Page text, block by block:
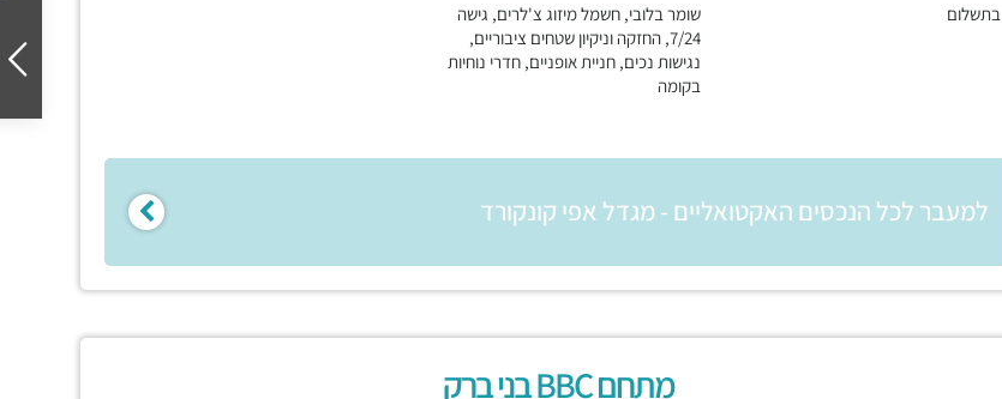
בתשלום
שומר בלובי, חשמל מיזוג צ'לרים, גישה
7/24, החזקה וניקיון שטחים ציבוריים,
נגישות נכים, חניית אופניים, חדרי נוחיות
בקומה
למעבר לכל הנכסים האקטואליים - מגדל אפי קונקורד
מתחם BBC בני ברק